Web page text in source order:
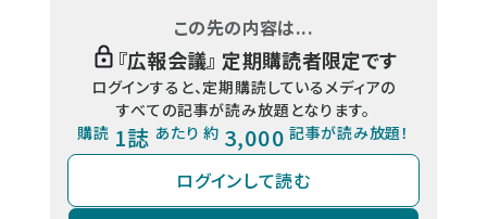
この先の内容は...
『広報会議』 定期購読者限定です
ログインすると、定期購読しているメディアの
すべての記事が読み放題となります。
購読 1誌 あたり 約 3,000 記事が読み放題！
ログインして読む